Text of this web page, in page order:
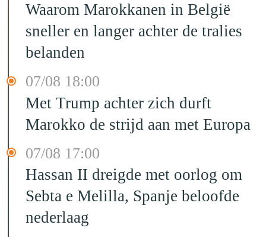
Waarom Marokkanen in België
sneller en langer achter de tralies
belanden
07/08 18:00
Met Trump achter zich durft
Marokko de strijd aan met Europa
07/08 17:00
Hassan II dreigde met oorlog om
Sebta e Melilla, Spanje beloofde
nederlaag